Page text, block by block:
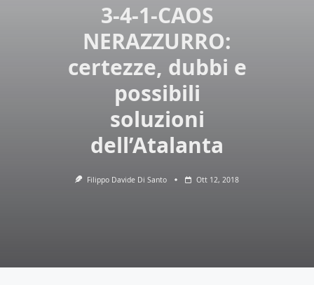
3-4-1-CAOS
NERAZZURRO:
certezze, dubbi e
possibili
soluzioni
dell’Atalanta
Filippo Davide Di Santo Ott 12, 2018